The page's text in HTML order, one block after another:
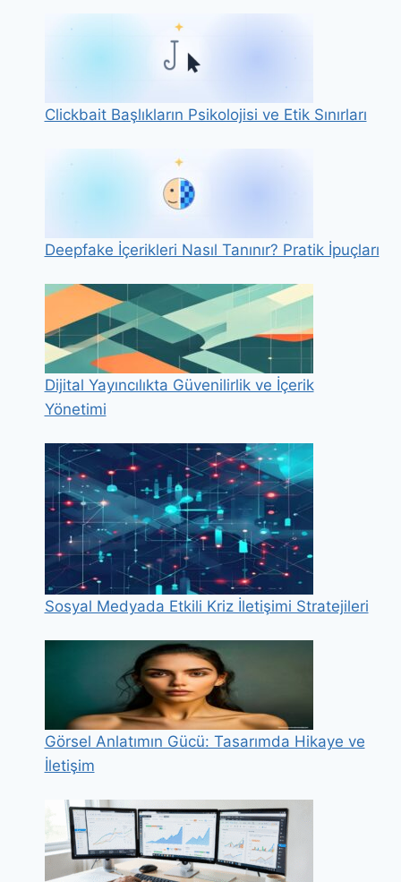
Clickbait Başlıkların Psikolojisi ve Etik Sınırları
Deepfake İçerikleri Nasıl Tanınır? Pratik İpuçları
Dijital Yayıncılıkta Güvenilirlik ve İçerik
Yönetimi
Sosyal Medyada Etkili Kriz İletişimi Stratejileri
Görsel Anlatımın Gücü: Tasarımda Hikaye ve
İletişim